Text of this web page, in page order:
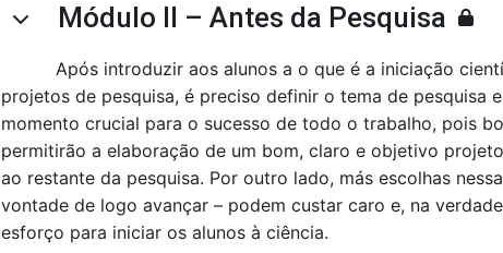
ContrairMódulo II – Antes da Pesquisa
Após introduzir aos alunos a o que é a iniciação
projetos de pesquisa, é preciso definir o tema de pesquisa
momento crucial para o sucesso de todo o trabalho, pois
permitirão a elaboração de um bom, claro e objetivo
ao restante da pesquisa. Por outro lado, más escolhas
vontade de logo avançar – podem custar caro e, na
esforço para iniciar os alunos à ciência.